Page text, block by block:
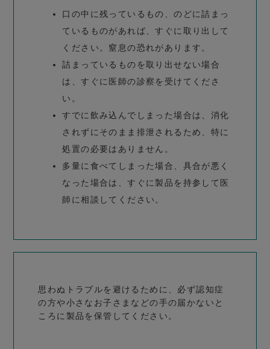
口の中に残っているもの、のどに詰まっ
ているものがあれば、すぐに取り出して
ください。窒息の恐れがあります。
詰まっているものを取り出せない場合
は、すぐに医師の診察を受けてくださ
い。
すでに飲み込んでしまった場合は、消化
されずにそのまま排泄されるため、特に
処置の必要はありません。
多量に食べてしまった場合、具合が悪く
なった場合は、すぐに製品を持参して医
師に相談してください。
思わぬトラブルを避けるために、必ず認知症
の方や小さなお子さまなどの手の届かないと
ころに製品を保管してください。